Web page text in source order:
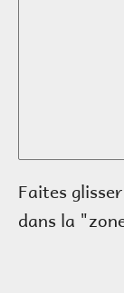
Faites
dans la